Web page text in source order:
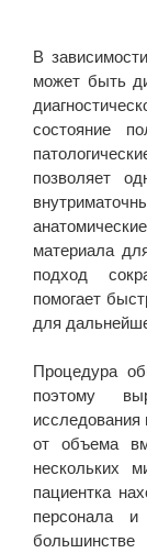
В
может быть
состояние
позволяет
материала
подход
помогает
для
Процедура
поэтому
от объема
нескольких
пациентка
персонала и